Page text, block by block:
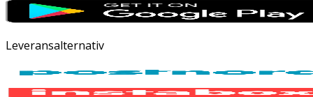
Leveransalternativ